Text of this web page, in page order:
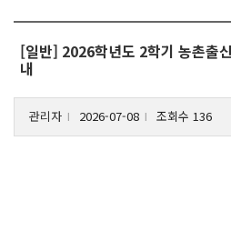
[일반] 2026학년도 2학기 농촌출
내
관리자 2026-07-08 조회수 136